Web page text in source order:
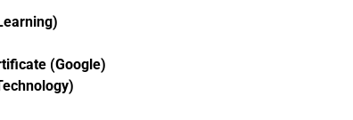
(Google)